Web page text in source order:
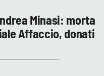
Minasi: morta
Affaccio, donati